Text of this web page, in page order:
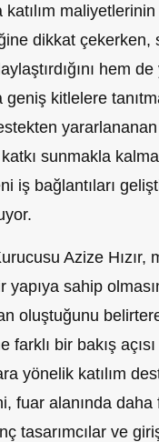
dikkat
hem
geniş kitlelere
sunmakla
iş bağlantıları
Azize
sahip
oluştuğunu
bir bakış
yönelik katılım
fuar alanında
tasarımcılar ve